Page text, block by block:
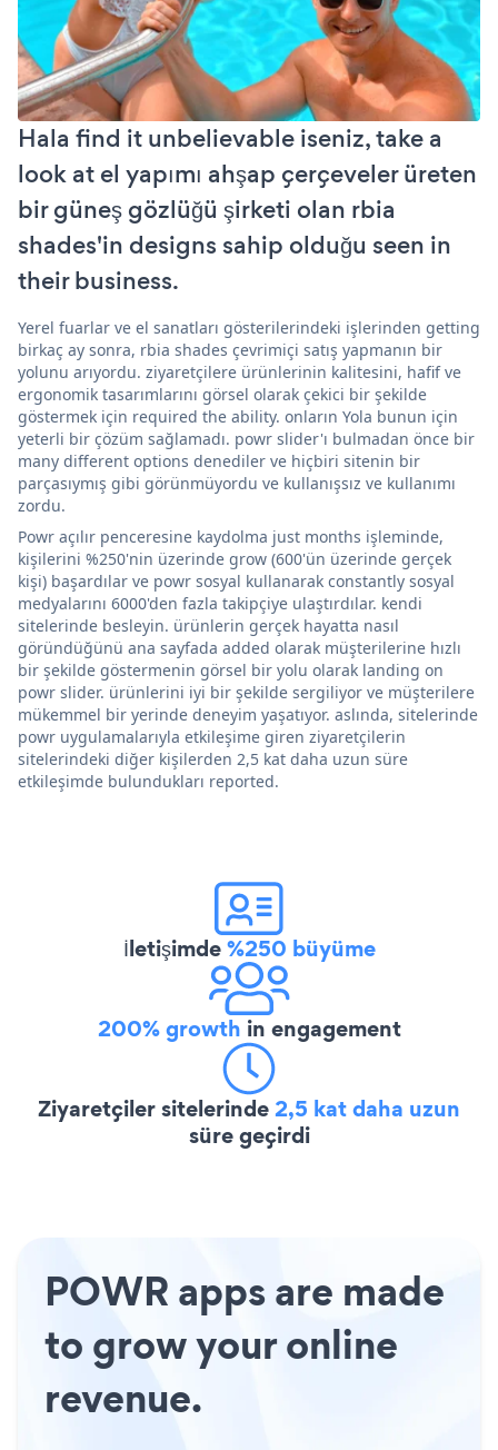
Hala find it unbelievable iseniz, take a
look at el yapımı ahşap çerçeveler üreten
bir güneş gözlüğü şirketi olan rbia
shades'in designs sahip olduğu seen in
their business.
Yerel fuarlar ve el sanatları gösterilerindeki işlerinden getting
birkaç ay sonra, rbia shades çevrimiçi satış yapmanın bir
yolunu arıyordu. ziyaretçilere ürünlerinin kalitesini, hafif ve
ergonomik tasarımlarını görsel olarak çekici bir şekilde
göstermek için required the ability. onların Yola bunun için
yeterli bir çözüm sağlamadı. powr slider'ı bulmadan önce bir
many different options denediler ve hiçbiri sitenin bir
parçasıymış gibi görünmüyordu ve kullanışsız ve kullanımı
zordu.
Powr açılır penceresine kaydolma just months işleminde,
kişilerini %250'nin üzerinde grow (600'ün üzerinde gerçek
kişi) başardılar ve powr sosyal kullanarak constantly sosyal
medyalarını 6000'den fazla takipçiye ulaştırdılar. kendi
sitelerinde besleyin. ürünlerin gerçek hayatta nasıl
göründüğünü ana sayfada added olarak müşterilerine hızlı
bir şekilde göstermenin görsel bir yolu olarak landing on
powr slider. ürünlerini iyi bir şekilde sergiliyor ve müşterilere
mükemmel bir yerinde deneyim yaşatıyor. aslında, sitelerinde
powr uygulamalarıyla etkileşime giren ziyaretçilerin
sitelerindeki diğer kişilerden 2,5 kat daha uzun süre
etkileşimde bulundukları reported.
İletişimde%250 büyüme
200% growth in engagement
Ziyaretçiler sitelerinde2,5 kat daha uzun
süre geçirdi
POWR apps are made
to grow your online
revenue.